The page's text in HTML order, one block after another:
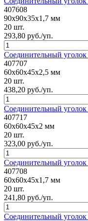
407608
90x90x35x1,7 мм
20 шт.
293,80 руб./уп.
Соединительный
407707
60x60x45x2,5 мм
20 шт.
438,20 руб./уп.
Соединительный
407717
60x60x45x2 мм
20 шт.
323,00 руб./уп.
Соединительный
407708
60x60x45x1,7 мм
20 шт.
241,80 руб./уп.
Соединительный